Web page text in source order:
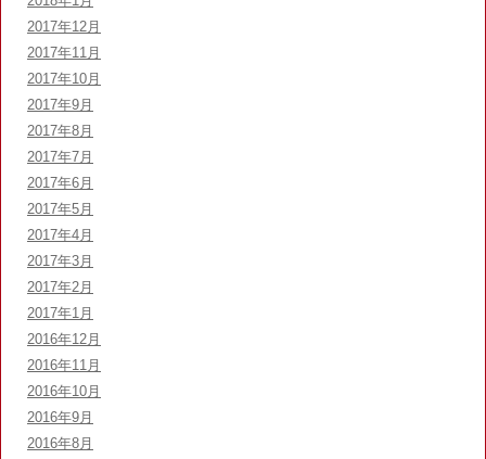
2017年12月
2017年11月
2017年10月
2017年9月
2017年8月
2017年7月
2017年6月
2017年5月
2017年4月
2017年3月
2017年2月
2017年1月
2016年12月
2016年11月
2016年10月
2016年9月
2016年8月